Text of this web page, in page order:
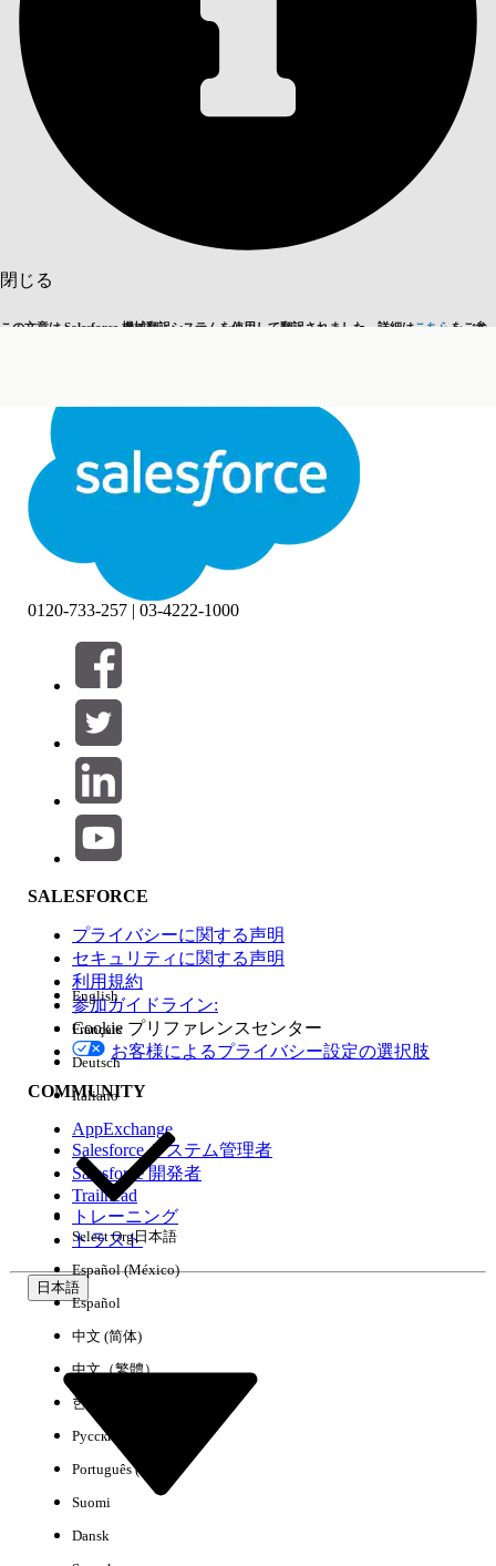
閉じる
この文章は Salesforce 機械翻訳システムを使用して翻訳されました。詳細はこちら をご参
閉じる 閉じる
絞り込み条件 (0)
絞り込み条件を選択
製品エリア
機能の影響
エディション
環境
0120-733-257 | 03-4222-1000
SALESFORCE
プライバシーに関する声明
セキュリティに関する声明
利用規約
参加ガイドライン:
Cookie プリファレンスセンター
お客様によるプライバシー設定の選択肢
COMMUNITY
AppExchange
Salesforce システム管理者
Salesforce 開発者
Trailhead
トレーニング
トラスト
日本語
English
Français
Deutsch
Italiano
Select Org日本語
Español (México)
Español
中文 (简体)
中文（繁體）
한국어
Русский
Português (Brasil)
Suomi
Dansk